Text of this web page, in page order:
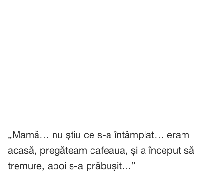
„Mamă… nu știu ce s-a întâmplat… eram
acasă, pregăteam cafeaua, și a început să
tremure, apoi s-a prăbușit…”